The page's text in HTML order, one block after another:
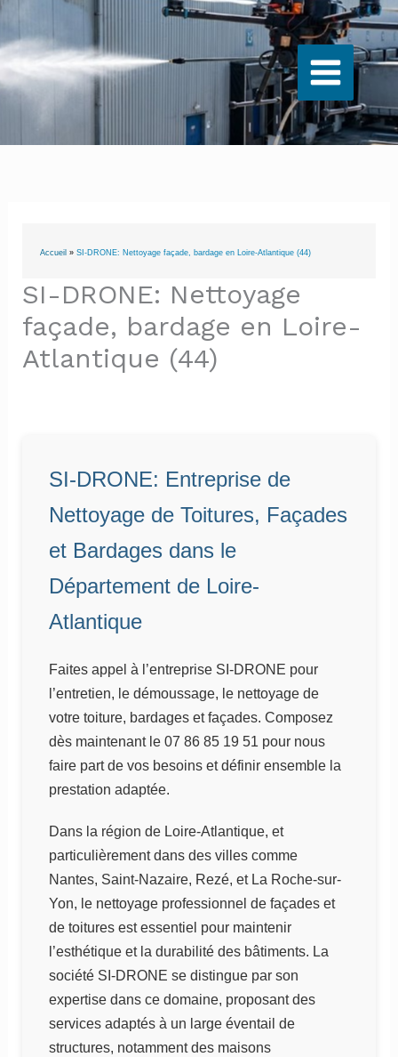
Aller
au
contenu
Accueil » SI-DRONE: Nettoyage façade, bardage en Loire-Atlantique (44)
SI-DRONE: Nettoyage
façade, bardage en Loire-
Atlantique (44)
SI-DRONE: Entreprise de
Nettoyage de Toitures, Façades
et Bardages dans le
Département de Loire-
Atlantique
Faites appel à l’entreprise SI-DRONE pour
l’entretien, le démoussage, le nettoyage de
votre toiture, bardages et façades. Composez
dès maintenant le 07 86 85 19 51 pour nous
faire part de vos besoins et définir ensemble la
prestation adaptée.
Dans la région de Loire-Atlantique, et
particulièrement dans des villes comme
Nantes, Saint-Nazaire, Rezé, et La Roche-sur-
Yon, le nettoyage professionnel de façades et
de toitures est essentiel pour maintenir
l’esthétique et la durabilité des bâtiments. La
société SI-DRONE se distingue par son
expertise dans ce domaine, proposant des
services adaptés à un large éventail de
structures, notamment des maisons